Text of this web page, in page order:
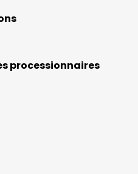
processionnaires